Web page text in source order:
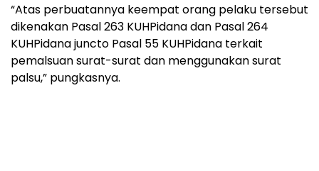
“Atas perbuatannya keempat orang pelaku tersebut
dikenakan Pasal 263 KUHPidana dan Pasal 264
KUHPidana juncto Pasal 55 KUHPidana terkait
pemalsuan surat-surat dan menggunakan surat
palsu,” pungkasnya.